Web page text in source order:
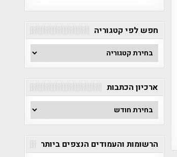
חפש לפי קטגוריה
חפש
לפי
קטגוריה
ארכיון הכתבות
ארכיון
הכתבות
הרשומות והעמודים הנצפים ביותר